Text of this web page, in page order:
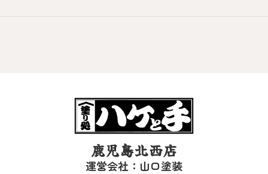
鹿児島北西店
運営会社：山口塗装